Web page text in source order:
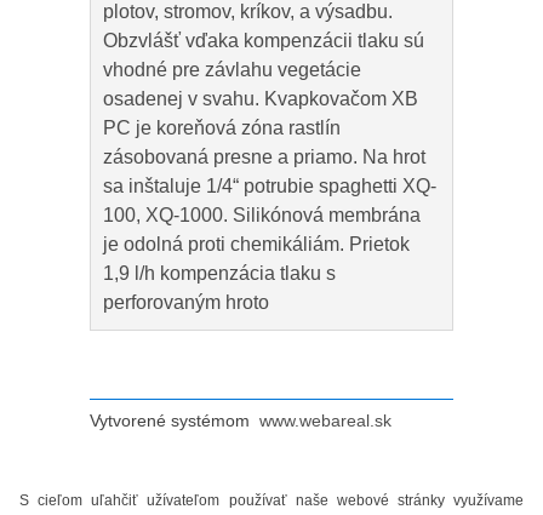
S cieľom uľahčiť užívateľom používať naše webové stránky využívame
plotov, stromov, kríkov, a výsadbu.
Obzvlášť vďaka kompenzácii tlaku sú
vhodné pre závlahu vegetácie
osadenej v svahu. Kvapkovačom XB
PC je koreňová zóna rastlín
zásobovaná presne a priamo. Na hrot
sa inštaluje 1/4“ potrubie spaghetti XQ-
100, XQ-1000. Silikónová membrána
je odolná proti chemikáliám. Prietok
1,9 l/h kompenzácia tlaku s
perforovaným hroto
Vytvorené systémom www.webareal.sk